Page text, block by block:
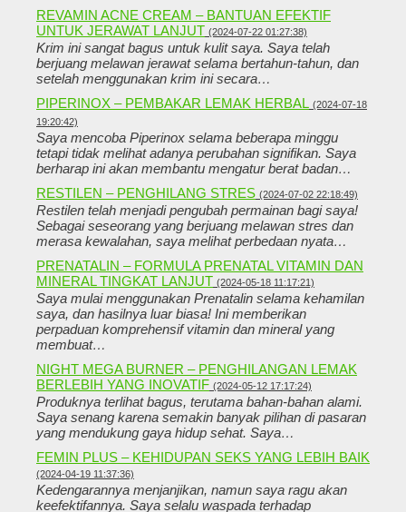
REVAMIN ACNE CREAM – BANTUAN EFEKTIF
UNTUK JERAWAT LANJUT (2024-07-22 01:27:38)
Krim ini sangat bagus untuk kulit saya. Saya telah
berjuang melawan jerawat selama bertahun-tahun, dan
setelah menggunakan krim ini secara…
PIPERINOX – PEMBAKAR LEMAK HERBAL (2024-07-18
19:20:42)
Saya mencoba Piperinox selama beberapa minggu
tetapi tidak melihat adanya perubahan signifikan. Saya
berharap ini akan membantu mengatur berat badan…
RESTILEN – PENGHILANG STRES (2024-07-02 22:18:49)
Restilen telah menjadi pengubah permainan bagi saya!
Sebagai seseorang yang berjuang melawan stres dan
merasa kewalahan, saya melihat perbedaan nyata…
PRENATALIN – FORMULA PRENATAL VITAMIN DAN
MINERAL TINGKAT LANJUT (2024-05-18 11:17:21)
Saya mulai menggunakan Prenatalin selama kehamilan
saya, dan hasilnya luar biasa! Ini memberikan
perpaduan komprehensif vitamin dan mineral yang
membuat…
NIGHT MEGA BURNER – PENGHILANGAN LEMAK
BERLEBIH YANG INOVATIF (2024-05-12 17:17:24)
Produknya terlihat bagus, terutama bahan-bahan alami.
Saya senang karena semakin banyak pilihan di pasaran
yang mendukung gaya hidup sehat. Saya…
FEMIN PLUS – KEHIDUPAN SEKS YANG LEBIH BAIK
(2024-04-19 11:37:36)
Kedengarannya menjanjikan, namun saya ragu akan
keefektifannya. Saya selalu waspada terhadap